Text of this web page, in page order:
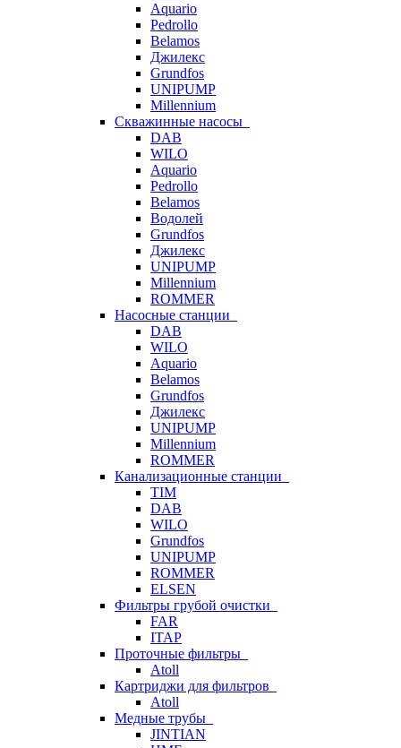
Aquario
Pedrollo
Belamos
Джилекс
Grundfos
UNIPUMP
Millennium
Скважинные насосы
DAB
WILO
Aquario
Pedrollo
Belamos
Водолей
Grundfos
Джилекс
UNIPUMP
Millennium
ROMMER
Насосные станции
DAB
WILO
Aquario
Belamos
Grundfos
Джилекс
UNIPUMP
Millennium
ROMMER
Канализационные станции
TIM
DAB
WILO
Grundfos
UNIPUMP
ROMMER
ELSEN
Фильтры грубой очистки
FAR
ITAP
Проточные фильтры
Atoll
Картриджи для фильтров
Atoll
Медные трубы
JINTIAN